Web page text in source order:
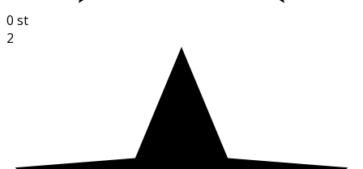
0 st
2